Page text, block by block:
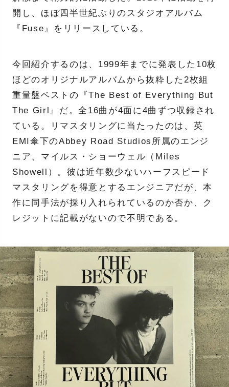
開し、ほぼ四半世紀ぶりのスタジオアルバム
『Fuse』をリリースしている。
今回紹介するのは、1999年までに発表した10枚
ほどのオリジナルアルバムから抜粋した2枚組
重量盤ベストの『The Best of Everything But
The Girl』だ。全16曲が4面に4曲ずつ収録され
ている。リマスタリングに当たったのは、英
EMI傘下のAbbey Road Studios所属のエンジ
ニア、マイルス・ショーウェル（Miles
Showell）。彼は近年数少ないハーフスピード
マスタリングを得意とするエンジニアだが、本
作に同手法が採り入れられているのか否か、ク
レジットに記載がないので不明である。